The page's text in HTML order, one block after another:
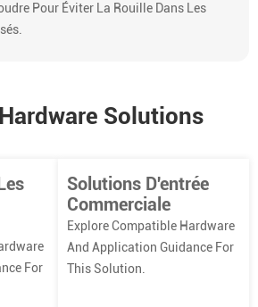
Pour Éviter La Rouille Dans Les
Solutions
For
Solutions D'entrée
Commerciale
Explore Compatible Hardware
And Application Guidance For
This Solution.